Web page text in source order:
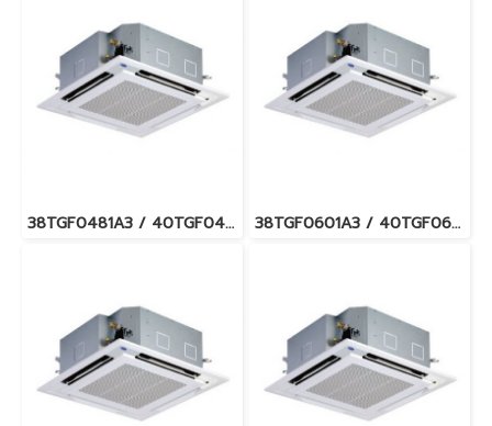
38TGF0481A3 / 40TGF0481UP แอร์แคเรียร์ รุ่นฝังฝ้า 4 ทิศทาง Carrier 4-Way Cassette Type Fixed Speed น้ำยา R32 (380V./ไฟ 3 เฟส) พร้อมบริการติดตั้ง 38TGF0601A3 / 40TGF0601UP แอร์แคเรียร์ รุ่นฝังฝ้า 4 ทิศทาง Carrier 4-Way Cassette Type Fixed Speed น้ำยา R32 (380V./ไฟ 3 เฟส) พร้อมบริการติดตั้ง